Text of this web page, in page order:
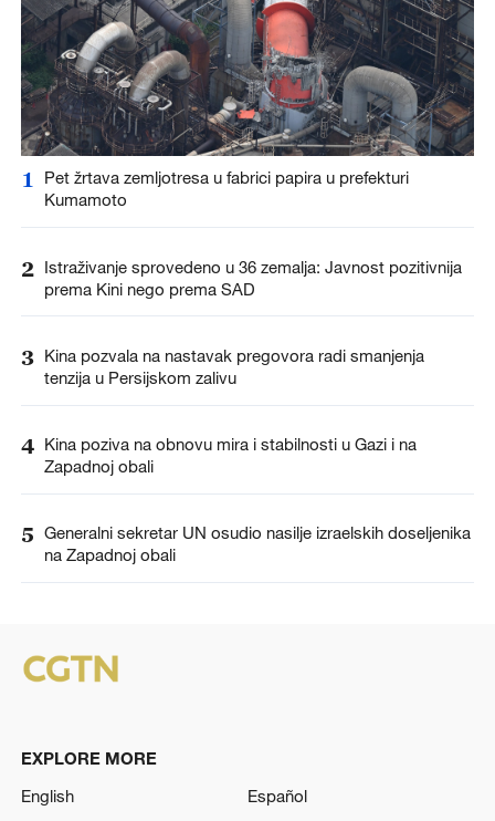
1
Pet žrtava zemljotresa u fabrici papira u prefekturi
Kumamoto
2 Istraživanje sprovedeno u 36 zemalja: Javnost pozitivnija
prema Kini nego prema SAD
3 Kina pozvala na nastavak pregovora radi smanjenja
tenzija u Persijskom zalivu
4 Kina poziva na obnovu mira i stabilnosti u Gazi i na
Zapadnoj obali
5 Generalni sekretar UN osudio nasilje izraelskih doseljenika
na Zapadnoj obali
EXPLORE MORE
English
Español